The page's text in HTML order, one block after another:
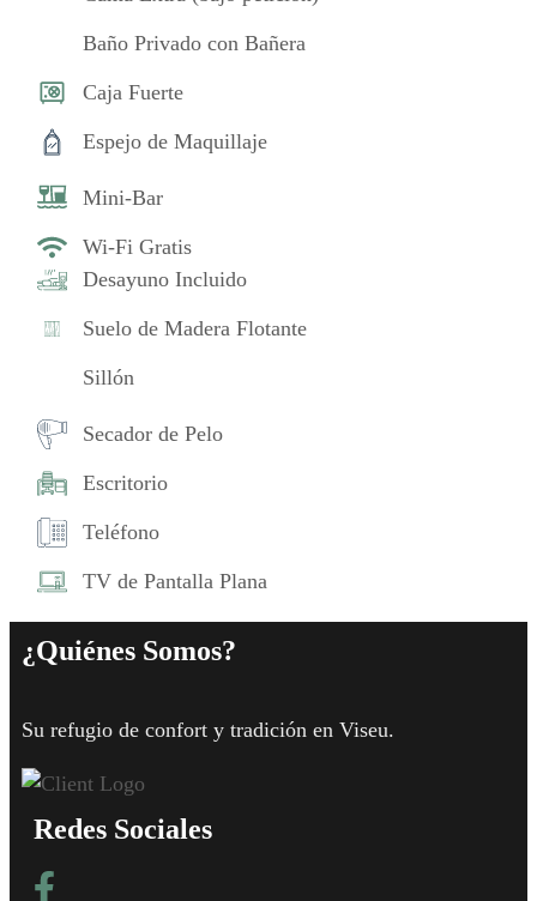
Baño Privado con Bañera
Caja Fuerte
Espejo de Maquillaje
Mini-Bar
Wi-Fi Gratis
Desayuno Incluido
Suelo de Madera Flotante
Sillón
Secador de Pelo
Escritorio
Teléfono
TV de Pantalla Plana
¿Quiénes Somos?
Su refugio de confort y tradición en Viseu.
Redes Sociales